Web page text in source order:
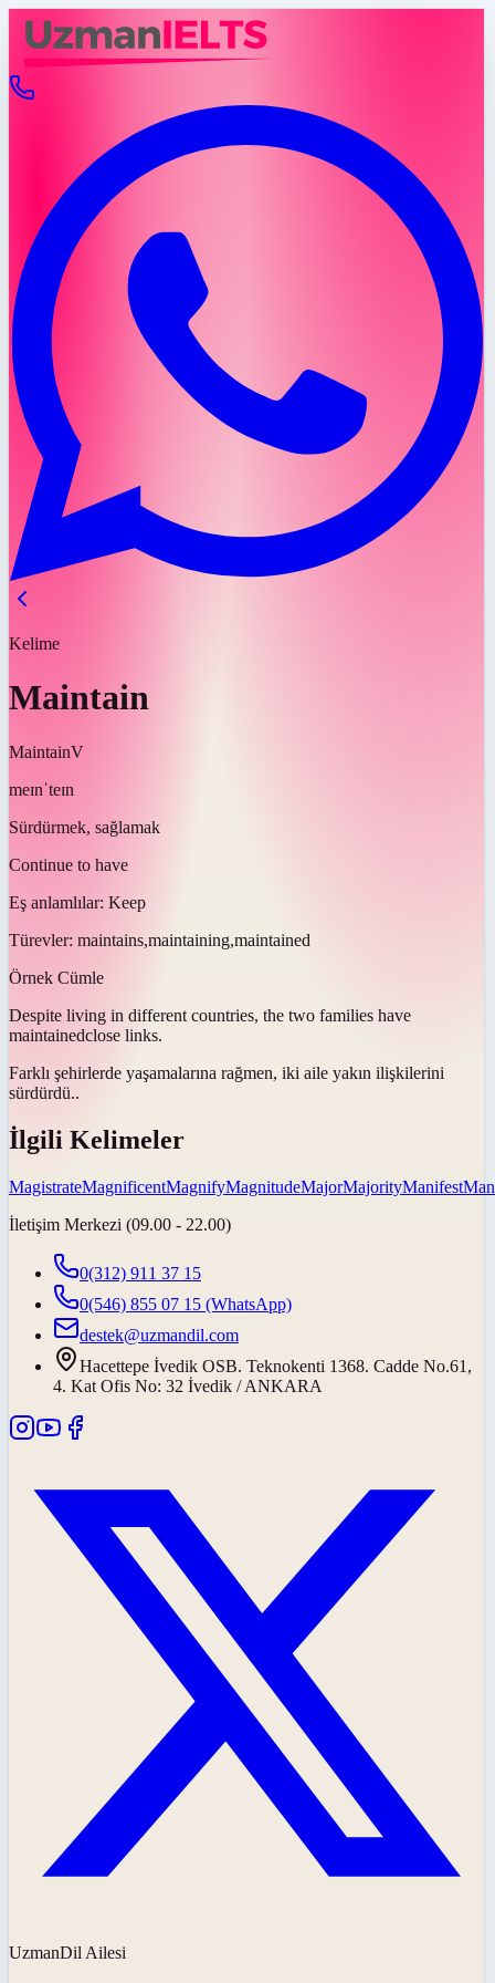
Kelime
Maintain
MaintainV
meɪnˈteɪn
Sürdürmek, sağlamak
Continue to have
Eş anlamlılar: Keep
Türevler: maintains,maintaining,maintained
Örnek Cümle
Despite living in different countries, the two families have
maintainedclose links.
Farklı şehirlerde yaşamalarına rağmen, iki aile yakın ilişkilerini
sürdürdü..
İlgili Kelimeler
MagistrateMagnificentMagnifyMagnitudeMajorMajorityManifest
İletişim Merkezi (09.00 - 22.00)
0(312) 911 37 15
0(546) 855 07 15 (WhatsApp)
destek@uzmandil.com
Hacettepe İvedik OSB. Teknokenti 1368. Cadde No.61,
4. Kat Ofis No: 32 İvedik / ANKARA
UzmanDil Ailesi